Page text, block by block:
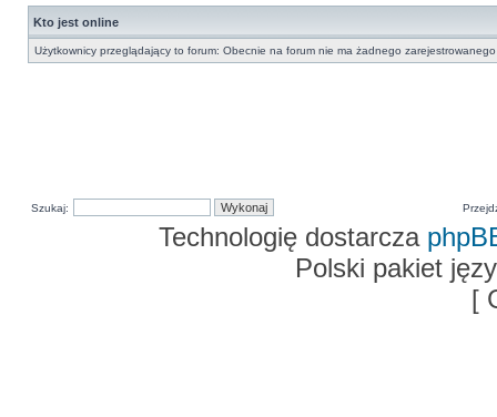
Kto jest online
Użytkownicy przeglądający to forum: Obecnie na forum nie ma żadnego
Szukaj:
Technologię dostarcza
Polski pakiet
[